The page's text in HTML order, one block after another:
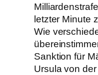
letzter Minute
Wie
Sanktion für
Ursula von